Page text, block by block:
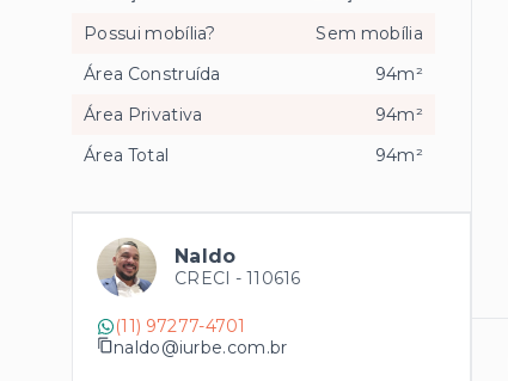
Possui mobília?
Sem mobília
Área Construída
94m²
Área Privativa
94m²
Área Total
94m²
Naldo
CRECI - 110616
(11) 97277-4701
naldo@iurbe.com.br